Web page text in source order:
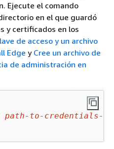
Ejecute el comando
en el que guardó
y certificados en los
de acceso y un archivo
Edge y Cree un archivo de
de administración en
path-to-credentials-